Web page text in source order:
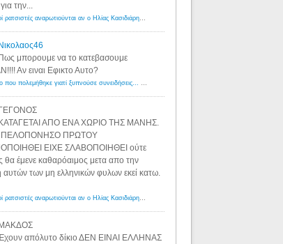
την...
Αμερικανοί ρατσιστές αναρωτιούνται αν ο Ηλίας Κασιδιάρης ανήκει στη λευκή φυλή... - Λόγιος Ερμής
Νικολαος46
Πως μπορουμε να το κατεβασουμε
Αν ειναι Εφικτο Αυτο?
Ένα βιβλίο που πολεμήθηκε γιατί ξυπνούσε συνειδήσεις... - Λόγιος Ερμής | Η γνώση ξεκινάει με την αναζήτηση...
ΓΕΓΟΝΟΣ
ΚΑΤΑΓΕΤΑΙ ΑΠΟ ΕΝΑ ΧΩΡΙΟ ΤΗΣ ΜΑΝΗΣ.
ΠΡΩΤΟΥ
ΕΙΧΕ ΣΛΑΒΟΠΟΙΗΘΕΙ ούτε
θα έμενε καθαρόαιμος μετα απο την
αυτών των μη ελληνικών φυλων εκεί κατω.
Αμερικανοί ρατσιστές αναρωτιούνται αν ο Ηλίας Κασιδιάρης ανήκει στη λευκή φυλή... - Λόγιος Ερμής
ΜΑΚΔΟΣ
απόλυτο δίκιο ΔΕΝ ΕΙΝΑΙ ΕΛΛΗΝΑΣ